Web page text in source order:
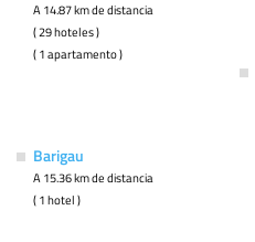
A 14.87 km de distancia
( 29 hoteles )
( 1 apartamento )
Barigau
A 15.36 km de distancia
( 1 hotel )